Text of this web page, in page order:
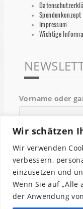
Wir schätzen
Wir verwenden
verbessern,
einzusetzen und
Wenn Sie auf „Alle
der Anwendung
Impressum
Wichtige
Vorname oder
Email
Indem Du